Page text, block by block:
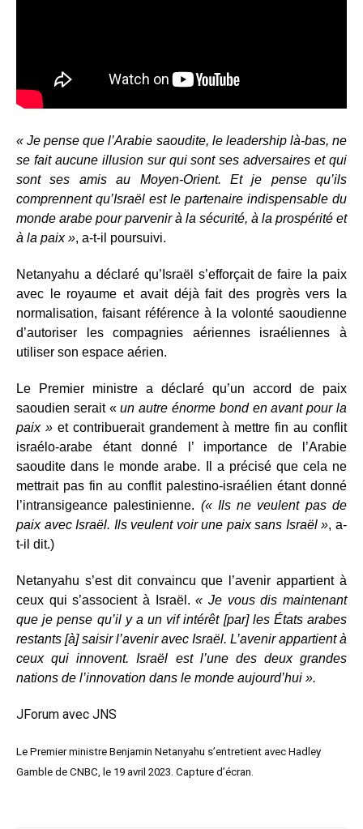
« Je pense que l’Arabie saoudite, le leadership là-bas, ne
se fait aucune illusion sur qui sont ses adversaires et qui
sont ses amis au Moyen-Orient. Et je pense qu’ils
comprennent qu’Israël est le partenaire indispensable du
monde arabe pour parvenir à la sécurité, à la prospérité et
à la paix », a-t-il poursuivi.
Netanyahu a déclaré qu’Israël s’efforçait de faire la paix
avec le royaume et avait déjà fait des progrès vers la
normalisation, faisant référence à la volonté saoudienne
d’autoriser les compagnies aériennes israéliennes à
utiliser son espace aérien.
Le Premier ministre a déclaré qu’un accord de paix
saoudien serait «un autre énorme bond en avant pour la
paix »et contribuerait grandement à mettre fin au conflit
israélo-arabe étant donné l’ importance de l’Arabie
saoudite dans le monde arabe. Il a précisé que cela ne
mettrait pas fin au conflit palestino-israélien étant donné
l’intransigeance palestinienne. (« Ils ne veulent pas de
paix avec Israël. Ils veulent voir une paix sans Israël », a-
t-il dit.)
Netanyahu s’est dit convaincu que l’avenir appartient à
ceux qui s’associent à Israël.« Je vous dis maintenant
que je pense qu’il y a un vif intérêt [par] les États arabes
restants [à] saisir l’avenir avec Israël. L’avenir appartient à
ceux qui innovent. Israël est l’une des deux grandes
nations de l’innovation dans le monde aujourd’hui ».
JForum avec JNS
Le Premier ministre Benjamin Netanyahu s’entretient avec Hadley
Gamble de CNBC, le 19 avril 2023. Capture d’écran.